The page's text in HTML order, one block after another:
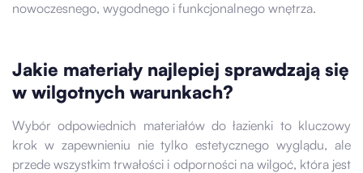
nowoczesnego, wygodnego i funkcjonalnego wnętrza.
Jakie materiały najlepiej sprawdzają się
w wilgotnych warunkach?
Wybór odpowiednich materiałów do łazienki to kluczowy
krok w zapewnieniu nie tylko estetycznego wyglądu, ale
przede wszystkim trwałości i odporności na wilgoć, która jest